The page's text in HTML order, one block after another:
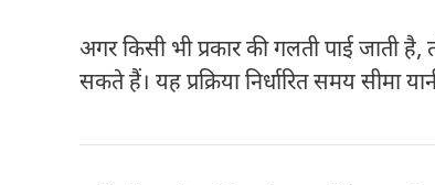
अगर किसी भी प्रकार की गलती पाई जाती है,
सकते हैं। यह प्रक्रिया निर्धारित समय सीमा